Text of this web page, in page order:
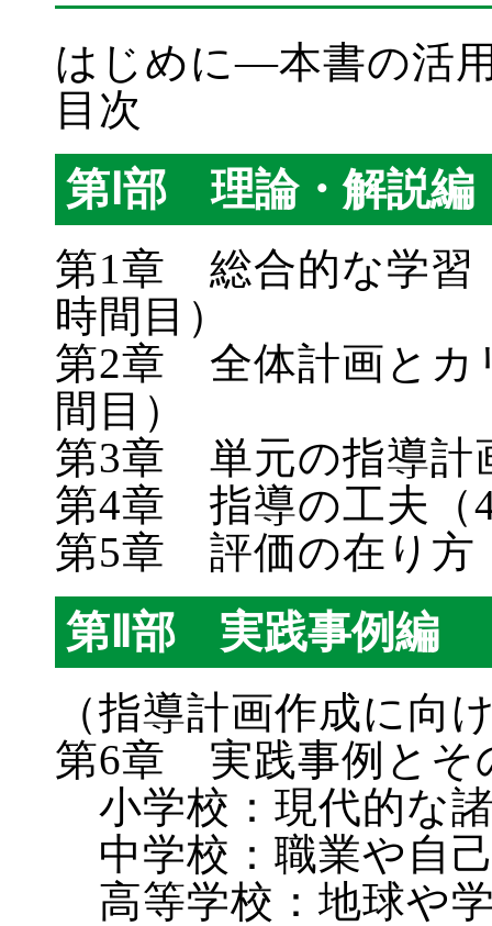
はじめに―本書の活
目次
第Ⅰ部 理論・解説編
第1章 総合的な学習
時間目）
第2章 全体計画とカ
間目）
第3章 単元の指導計
第4章 指導の工夫（
第5章 評価の在り方
第Ⅱ部 実践事例編
（指導計画作成に向
第6章 実践事例とそ
小学校：現代的な
中学校：職業や自
高等学校：地球や